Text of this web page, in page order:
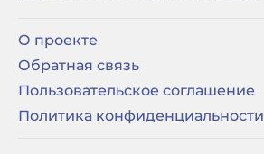
О проекте
Обратная связь
Пользовательское соглашение
Политика конфиденциальности